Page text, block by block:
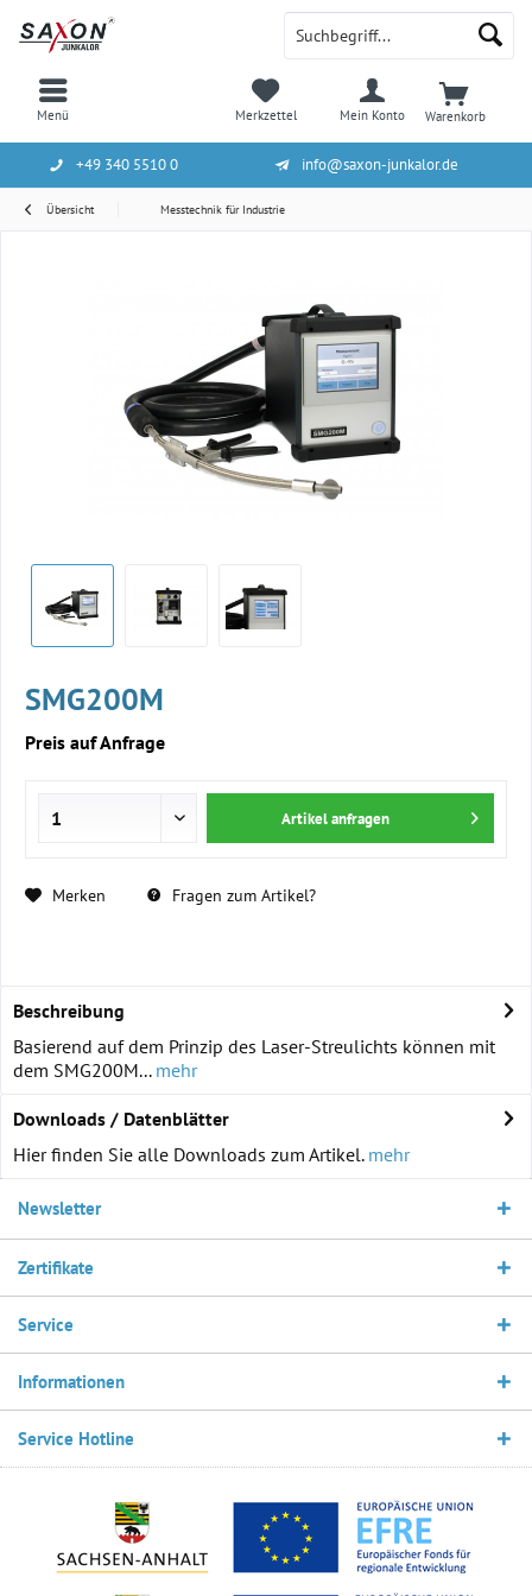
Menü Warenkorb
Merkzettel Mein Konto
+49 340 5510 0 info@saxon-junkalor.de
Übersicht Messtechnik für Industrie
SMG200M
Preis auf Anfrage
Artikel anfragen
Merken Fragen zum Artikel?
Beschreibung
Basierend auf dem Prinzip des Laser-Streulichts können mit
dem SMG200M...mehr
Downloads / Datenblätter
Hier finden Sie alle Downloads zum Artikel. mehr
Newsletter
Zertifikate
Service
Informationen
Service Hotline